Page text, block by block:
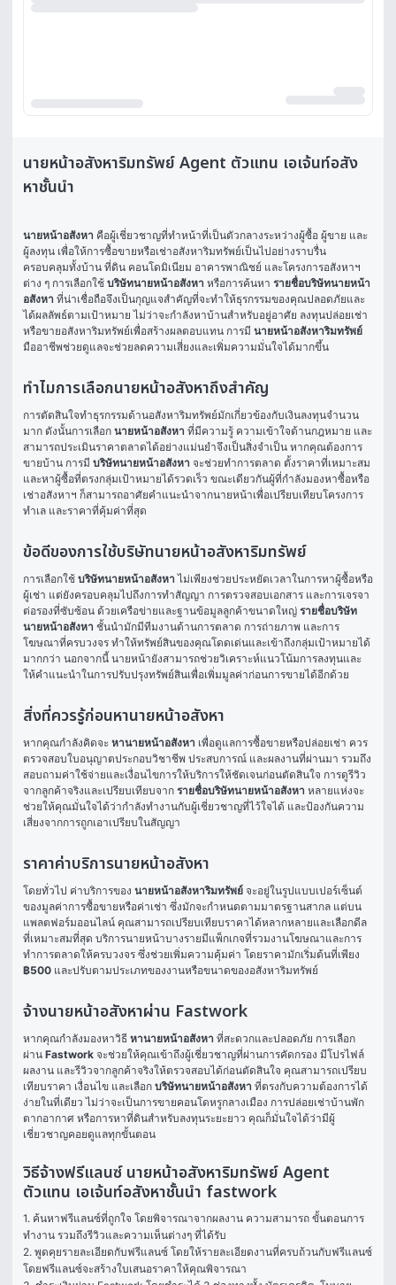
นายหน้าอสังหาริมทรัพย์ Agent ตัวแทน เอเจ้นท์อสัง
หาชั้นนำ
นายหน้าอสังหา คือผู้เชี่ยวชาญที่ทำหน้าที่เป็นตัวกลางระหว่างผู้ซื้อ ผู้ขาย และ
ผู้ลงทุน เพื่อให้การซื้อขายหรือเช่าอสังหาริมทรัพย์เป็นไปอย่างราบรื่น
ครอบคลุมทั้งบ้าน ที่ดิน คอนโดมิเนียม อาคารพาณิชย์ และโครงการอสังหาฯ
ต่าง ๆ การเลือกใช้ บริษัทนายหน้าอสังหา หรือการค้นหา รายชื่อบริษัทนายหน้า
อสังหา ที่น่าเชื่อถือจึงเป็นกุญแจสำคัญที่จะทำให้ธุรกรรมของคุณปลอดภัยและ
ได้ผลลัพธ์ตามเป้าหมาย ไม่ว่าจะกำลังหาบ้านสำหรับอยู่อาศัย ลงทุนปล่อยเช่า
หรือขายอสังหาริมทรัพย์เพื่อสร้างผลตอบแทน การมี นายหน้าอสังหาริมทรัพย์
มืออาชีพช่วยดูแลจะช่วยลดความเสี่ยงและเพิ่มความมั่นใจได้มากขึ้น
ทำไมการเลือกนายหน้าอสังหาถึงสำคัญ
การตัดสินใจทำธุรกรรมด้านอสังหาริมทรัพย์มักเกี่ยวข้องกับเงินลงทุนจำนวน
มาก ดังนั้นการเลือก นายหน้าอสังหา ที่มีความรู้ ความเข้าใจด้านกฎหมาย และ
สามารถประเมินราคาตลาดได้อย่างแม่นยำจึงเป็นสิ่งจำเป็น หากคุณต้องการ
ขายบ้าน การมี บริษัทนายหน้าอสังหา จะช่วยทำการตลาด ตั้งราคาที่เหมาะสม
และหาผู้ซื้อที่ตรงกลุ่มเป้าหมายได้รวดเร็ว ขณะเดียวกันผู้ที่กำลังมองหาซื้อหรือ
เช่าอสังหาฯ ก็สามารถอาศัยคำแนะนำจากนายหน้าเพื่อเปรียบเทียบโครงการ
ทำเล และราคาที่คุ้มค่าที่สุด
ข้อดีของการใช้บริษัทนายหน้าอสังหาริมทรัพย์
การเลือกใช้ บริษัทนายหน้าอสังหา ไม่เพียงช่วยประหยัดเวลาในการหาผู้ซื้อหรือ
ผู้เช่า แต่ยังครอบคลุมไปถึงการทำสัญญา การตรวจสอบเอกสาร และการเจรจา
ต่อรองที่ซับซ้อน ด้วยเครือข่ายและฐานข้อมูลลูกค้าขนาดใหญ่ รายชื่อบริษัท
นายหน้าอสังหา ชั้นนำมักมีทีมงานด้านการตลาด การถ่ายภาพ และการ
โฆษณาที่ครบวงจร ทำให้ทรัพย์สินของคุณโดดเด่นและเข้าถึงกลุ่มเป้าหมายได้
มากกว่า นอกจากนี้ นายหน้ายังสามารถช่วยวิเคราะห์แนวโน้มการลงทุนและ
ให้คำแนะนำในการปรับปรุงทรัพย์สินเพื่อเพิ่มมูลค่าก่อนการขายได้อีกด้วย
สิ่งที่ควรรู้ก่อนหานายหน้าอสังหา
หากคุณกำลังคิดจะ หานายหน้าอสังหา เพื่อดูแลการซื้อขายหรือปล่อยเช่า ควร
ตรวจสอบใบอนุญาตประกอบวิชาชีพ ประสบการณ์ และผลงานที่ผ่านมา รวมถึง
สอบถามค่าใช้จ่ายและเงื่อนไขการให้บริการให้ชัดเจนก่อนตัดสินใจ การดูรีวิว
จากลูกค้าจริงและเปรียบเทียบจาก รายชื่อบริษัทนายหน้าอสังหา หลายแห่งจะ
ช่วยให้คุณมั่นใจได้ว่ากำลังทำงานกับผู้เชี่ยวชาญที่ไว้ใจได้ และป้องกันความ
เสี่ยงจากการถูกเอาเปรียบในสัญญา
ราคาค่าบริการนายหน้าอสังหา
โดยทั่วไป ค่าบริการของ นายหน้าอสังหาริมทรัพย์ จะอยู่ในรูปแบบเปอร์เซ็นต์
ของมูลค่าการซื้อขายหรือค่าเช่า ซึ่งมักจะกำหนดตามมาตรฐานสากล แต่บน
แพลตฟอร์มออนไลน์ คุณสามารถเปรียบเทียบราคาได้หลากหลายและเลือกดีล
ที่เหมาะสมที่สุด บริการนายหน้าบางรายมีแพ็กเกจที่รวมงานโฆษณาและการ
฿500 และปรับตามประเภทของงานหรือขนาดของอสังหาริมทรัพย์
จ้างนายหน้าอสังหาผ่าน Fastwork
หากคุณกำลังมองหาวิธี หานายหน้าอสังหา ที่สะดวกและปลอดภัย การเลือก
ผ่าน Fastwork จะช่วยให้คุณเข้าถึงผู้เชี่ยวชาญที่ผ่านการคัดกรอง มีโปรไฟล์
ผลงาน และรีวิวจากลูกค้าจริงให้ตรวจสอบได้ก่อนตัดสินใจ คุณสามารถเปรียบ
เทียบราคา เงื่อนไข และเลือก บริษัทนายหน้าอสังหา ที่ตรงกับความต้องการได้
ง่ายในที่เดียว ไม่ว่าจะเป็นการขายคอนโดหรูกลางเมือง การปล่อยเช่าบ้านพัก
ตากอากาศ หรือการหาที่ดินสำหรับลงทุนระยะยาว คุณก็มั่นใจได้ว่ามีผู้
เชี่ยวชาญคอยดูแลทุกขั้นตอน
วิธีจ้างฟรีแลนซ์ นายหน้าอสังหาริมทรัพย์ Agent
ตัวแทน เอเจ้นท์อสังหาชั้นนำ fastwork
1. ค้นหาฟรีแลนซ์ที่ถูกใจ โดยพิจารณาจากผลงาน ความสามารถ ขั้นตอนการ
ทำงาน รวมถึงรีวิวและความเห็นต่างๆ ที่ได้รับ
2. พูดคุยรายละเอียดกับฟรีแลนซ์ โดยให้รายละเอียดงานที่ครบถ้วนกับฟรีแลนซ์
โดยฟรีแลนซ์จะสร้างใบเสนอราคาให้คุณพิจารณา